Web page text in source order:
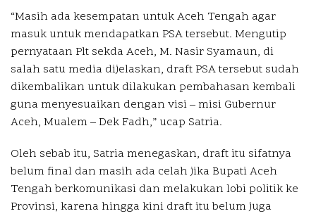
“Masih ada kesempatan untuk Aceh Tengah agar
masuk untuk mendapatkan PSA tersebut. Mengutip
pernyataan Plt sekda Aceh, M. Nasir Syamaun, di
salah satu media dijelaskan, draft PSA tersebut sudah
dikembalikan untuk dilakukan pembahasan kembali
guna menyesuaikan dengan visi – misi Gubernur
Aceh, Mualem – Dek Fadh,” ucap Satria.
Oleh sebab itu, Satria menegaskan, draft itu sifatnya
belum final dan masih ada celah jika Bupati Aceh
Tengah berkomunikasi dan melakukan lobi politik ke
Provinsi, karena hingga kini draft itu belum juga